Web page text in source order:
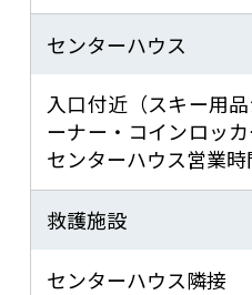
センターハウス
入口付近（スキー用
ーナー・コインロッ
センターハウス営業
救護施設
センターハウス隣接